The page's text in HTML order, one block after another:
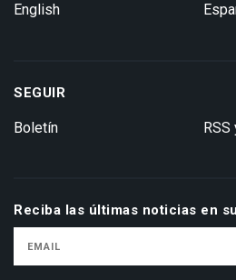
English
SEGUIR
Boletín
Reciba las últimas noticias en